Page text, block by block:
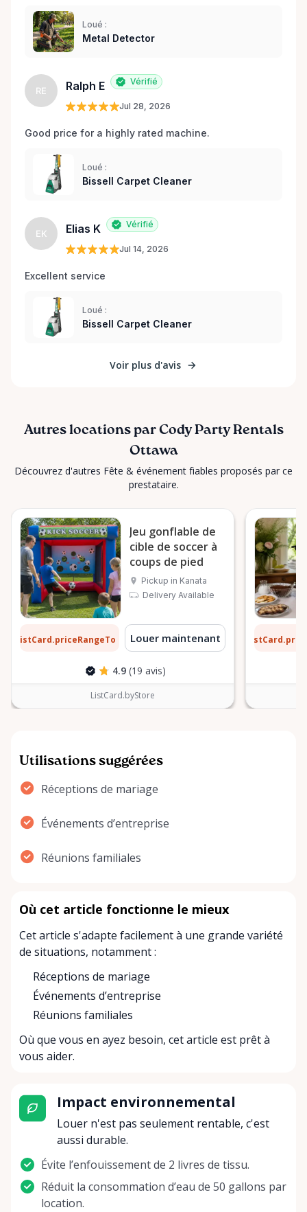
Loué :
Metal Detector
RE Ralph E Vérifié
Jul 28, 2026
Good price for a highly rated machine.
Loué :
Bissell Carpet Cleaner
EK Elias K Vérifié
Jul 14, 2026
Excellent service
Loué :
Bissell Carpet Cleaner
Voir plus d'avis
Autres locations par Cody Party Rentals
Ottawa
Découvrez d'autres Fête & événement fiables proposés par ce
prestataire.
Jeu gonflable de
cible de soccer à
coups de pied
Pickup in Kanata
Delivery Available
ListCard.priceRangeTo par jour
Louer maintenant
4.9 (19 avis)
ListCard.byStore
Utilisations suggérées
Réceptions de mariage
Événements d’entreprise
Réunions familiales
Où cet article fonctionne le mieux
Cet article s'adapte facilement à une grande variété
de situations, notamment :
Réceptions de mariage
Événements d’entreprise
Réunions familiales
Où que vous en ayez besoin, cet article est prêt à
vous aider.
Impact environnemental
Louer n'est pas seulement rentable, c'est
aussi durable.
Évite l’enfouissement de 2 livres de tissu.
Réduit la consommation d’eau de 50 gallons par
location.